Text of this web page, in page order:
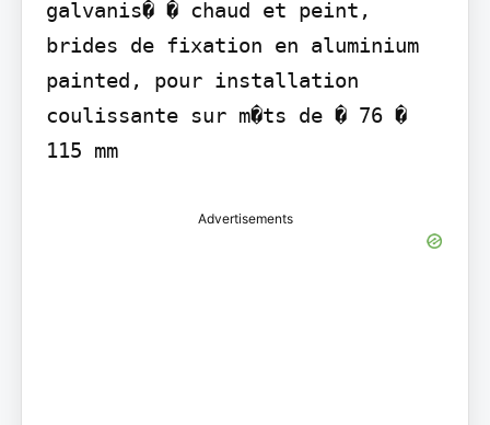
galvanis� � chaud et peint,
brides de fixation en aluminium
painted, pour installation
coulissante sur m�ts de � 76 �
115 mm
Advertisements